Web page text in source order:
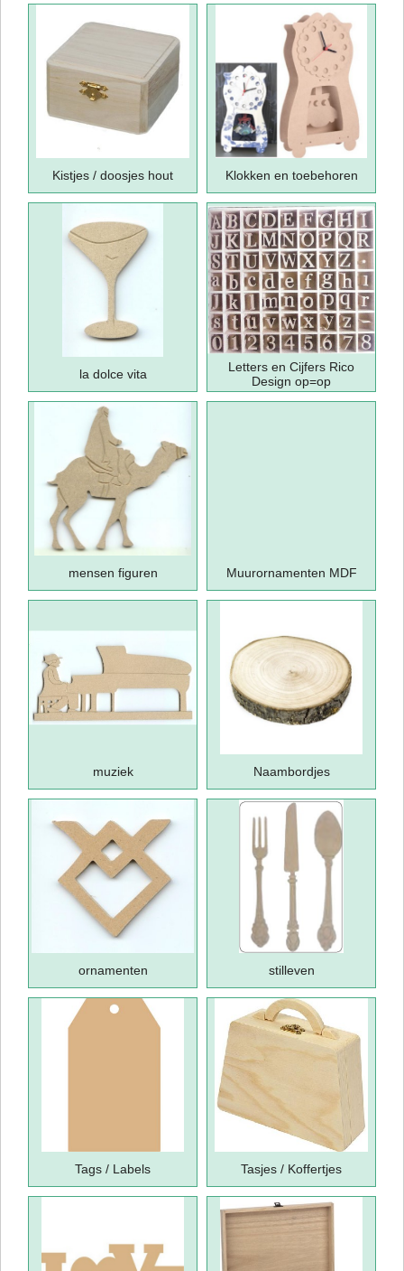
Kistjes / doosjes hout Klokken en toebehoren
la dolce vita
Letters en Cijfers Rico
Design op=op
mensen figuren Muurornamenten MDF
muziek Naambordjes
ornamenten stilleven
Tags / Labels Tasjes / Koffertjes